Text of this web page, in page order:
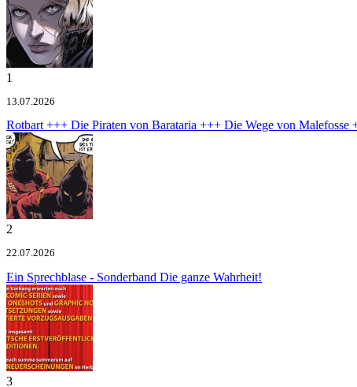
1
13.07.2026
Rotbart +++ Die Piraten von Barataria +++ Die Wege von
2
22.07.2026
Ein Sprechblase - Sonderband Die ganze Wahrheit!
3